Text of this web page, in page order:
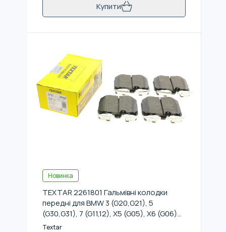
Купити
Новинка
TEXTAR 2261801 Гальмівні колодки
передні для BMW 3 (G20,G21), 5
(G30,G31), 7 (G11,12), X5 (G05), X6 (G06)
17-
Textar